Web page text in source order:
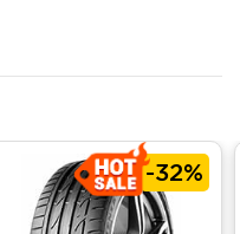
-32%